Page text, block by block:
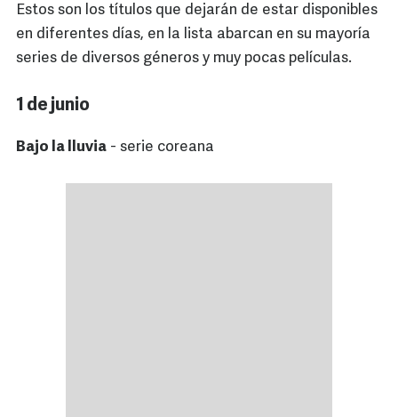
Estos son los títulos que dejarán de estar disponibles
en diferentes días, en la lista abarcan en su mayoría
series de diversos géneros y muy pocas películas.
1 de junio
Bajo la lluvia - serie coreana